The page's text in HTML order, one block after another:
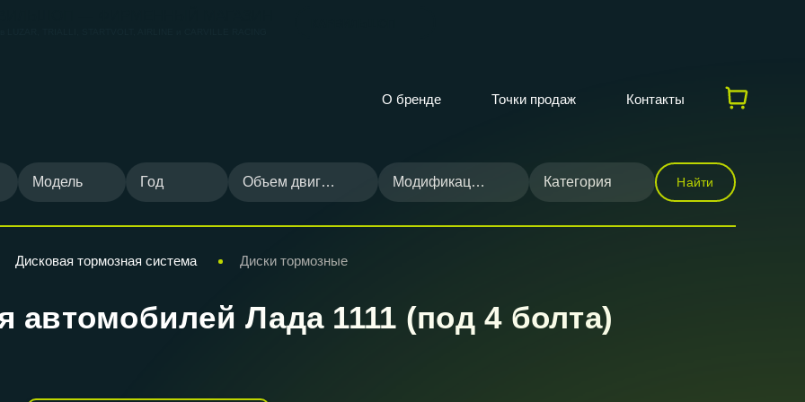
О бренде Точки продаж Контакты
Модель Год Объем двигателя Модификация Категория Найти
Дисковая тормозная система Диски тормозные
Лада 1111 (под 4 болта)